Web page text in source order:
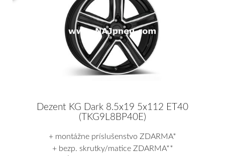
Dezent KG Dark 8.5x19 5x112 ET40
(TKG9L8BP40E)
+ montážne príslušenstvo ZDARMA*
+ bezp. skrutky/matice ZDARMA**